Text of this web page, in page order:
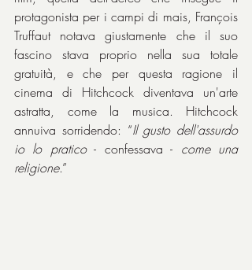
protagonista per i campi di mais, François
Truffaut notava giustamente che il suo
fascino stava proprio nella sua totale
gratuità, e che per questa ragione il
cinema di Hitchcock diventava un'arte
astratta, come la musica. Hitchcock
annuiva sorridendo: “Il gusto dell'assurdo
io lo pratico - confessava - come una
religione.”